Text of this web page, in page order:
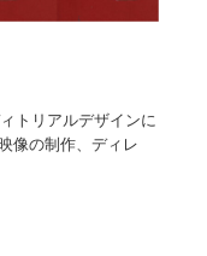
トリアルデザインに
像の制作、ディレ